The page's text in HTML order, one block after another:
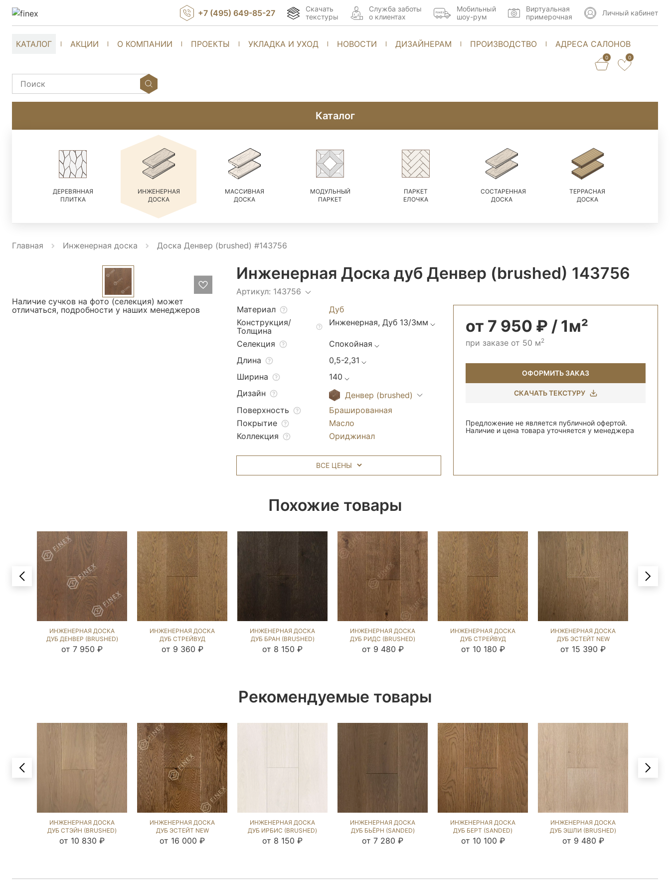
КАТАЛОГ АКЦИИ О КОМПАНИИ ПРОЕКТЫ УКЛАДКА И УХОД НОВОСТИ ДИЗАЙНЕРАМ ПРОИЗВОДСТВО АДРЕСА САЛОНОВ
0 0
+7 (495) 649-85-27
Скачать
текстуры
Cлужба заботы
о клиентах
Мобильный
шоу-рум
Виртуальная
примерочная
Личный кабинет
Каталог
ДЕРЕВЯННАЯ
ПЛИТКА
ИНЖЕНЕРНАЯ
ДОСКА
МАССИВНАЯ
ДОСКА
МОДУЛЬНЫЙ
ПАРКЕТ
ПАРКЕТ
ЕЛОЧКА
СОСТАРЕННАЯ
ДОСКА
ТЕРРАСНАЯ
ДОСКА
Главная Инженерная доска Доска Денвер (brushed) #143756
Наличие сучков на фото (селекция) может
отличаться, подробности у наших менеджеров
Инженерная Доска дуб Денвер (brushed) 143756
Артикул: 143756
Материал
Дуб
Конструкция/
Толщина
Инженерная, Дуб 13/3мм
Селекция
Спокойная
Длина
0,5-2,31
Ширина
140
Дизайн
Денвер (brushed)
Поверхность
Брашированная
Покрытие
Масло
Коллекция
Ориджинал
от 7 950 ₽ / 1м²
при заказе от 50 м2
ОФОРМИТЬ ЗАКАЗ
СКАЧАТЬ ТЕКСТУРУ
Предложение не является публичной офертой.
Наличие и цена товара уточняется у менеджера
ВСЕ ЦЕНЫ
Похожие товары
ИНЖЕНЕРНАЯ ДОСКА
ДУБ ДЕНВЕР (BRUSHED)
143756
от 7 950 ₽
ИНЖЕНЕРНАЯ ДОСКА
ДУБ СТРЕЙВУД
(BRUSHED) 1040935
от 9 360 ₽
ИНЖЕНЕРНАЯ ДОСКА
ДУБ БРАН (BRUSHED)
1039964
от 8 150 ₽
ИНЖЕНЕРНАЯ ДОСКА
ДУБ РИДС (BRUSHED)
869050
от 9 480 ₽
ИНЖЕНЕРНАЯ ДОСКА
ДУБ СТРЕЙВУД
(BRUSHED) 1040936
от 10 180 ₽
ИНЖЕНЕРНАЯ ДОСКА
ДУБ ЭСТЕЙТ NEW
(BRUSHED) 892678
от 15 390 ₽
Рекомендуемые товары
ИНЖЕНЕРНАЯ ДОСКА
ДУБ СТЭЙН (BRUSHED)
423915
от 10 830 ₽
ИНЖЕНЕРНАЯ ДОСКА
ДУБ ЭСТЕЙТ NEW
(SANDED) 202823
от 16 000 ₽
ИНЖЕНЕРНАЯ ДОСКА
ДУБ ИРБИС (BRUSHED)
129064
от 8 150 ₽
ИНЖЕНЕРНАЯ ДОСКА
ДУБ БЬЁРН (SANDED)
423911
от 7 280 ₽
ИНЖЕНЕРНАЯ ДОСКА
ДУБ БЕРТ (SANDED)
423886
от 10 100 ₽
ИНЖЕНЕРНАЯ ДОСКА
ДУБ ЭШЛИ (BRUSHED)
869046
от 9 480 ₽